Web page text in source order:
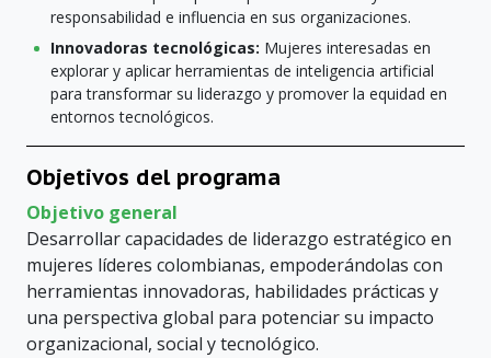
responsabilidad e influencia en sus organizaciones.
Innovadoras tecnológicas: Mujeres interesadas en
explorar y aplicar herramientas de inteligencia artificial
para transformar su liderazgo y promover la equidad en
entornos tecnológicos.
Objetivos del programa
Objetivo general
Desarrollar capacidades de liderazgo estratégico en
mujeres líderes colombianas, empoderándolas con
herramientas innovadoras, habilidades prácticas y
una perspectiva global para potenciar su impacto
organizacional, social y tecnológico.